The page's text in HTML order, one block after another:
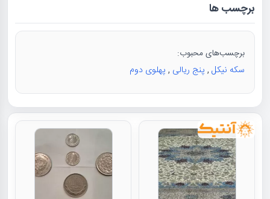
برچسب ها
برچسب‌های محبوب:
سکه نیکل , پنج ریالی , پهلوی دوم